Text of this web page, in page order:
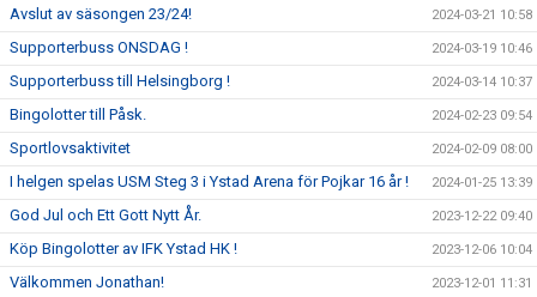
Avslut av säsongen 23/24! 2024-03-21 10:58
Supporterbuss ONSDAG ! 2024-03-19 10:46
Supporterbuss till Helsingborg ! 2024-03-14 10:37
Bingolotter till Påsk. 2024-02-23 09:54
Sportlovsaktivitet 2024-02-09 08:00
I helgen spelas USM Steg 3 i Ystad Arena för Pojkar 16 år ! 2024-01-25 13:39
God Jul och Ett Gott Nytt År. 2023-12-22 09:40
Köp Bingolotter av IFK Ystad HK ! 2023-12-06 10:04
Välkommen Jonathan! 2023-12-01 11:31